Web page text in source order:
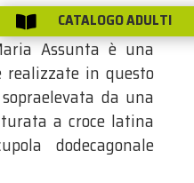
gotico italiano, la
Assunta è una
realizzate in questo
da una
a croce latina
dodecagonale
 CATALOGO ADULTI